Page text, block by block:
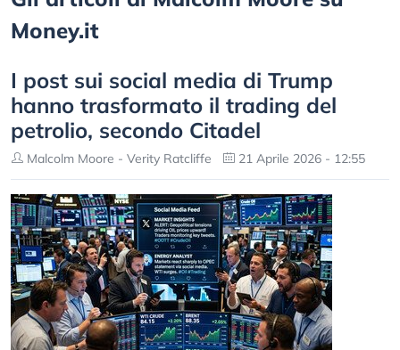
Money.it
I post sui social media di Trump
hanno trasformato il trading del
petrolio, secondo Citadel
Malcolm Moore - Verity Ratcliffe 21 Aprile 2026 - 12:55